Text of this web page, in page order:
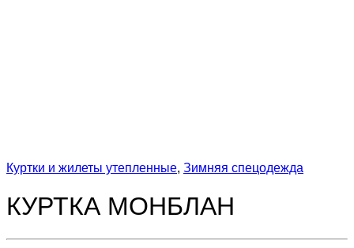
Куртки и жилеты утепленные, Зимняя спецодежда
КУРТКА МОНБЛАН